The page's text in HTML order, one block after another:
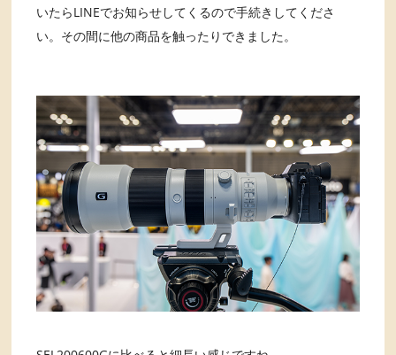
いたらLINEでお知らせしてくるので手続きしてくださ
い。その間に他の商品を触ったりできました。